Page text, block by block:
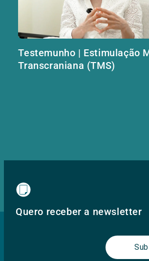
Testemunho | Estimulação
Transcraniana (TMS)
Quero receber a newsletter